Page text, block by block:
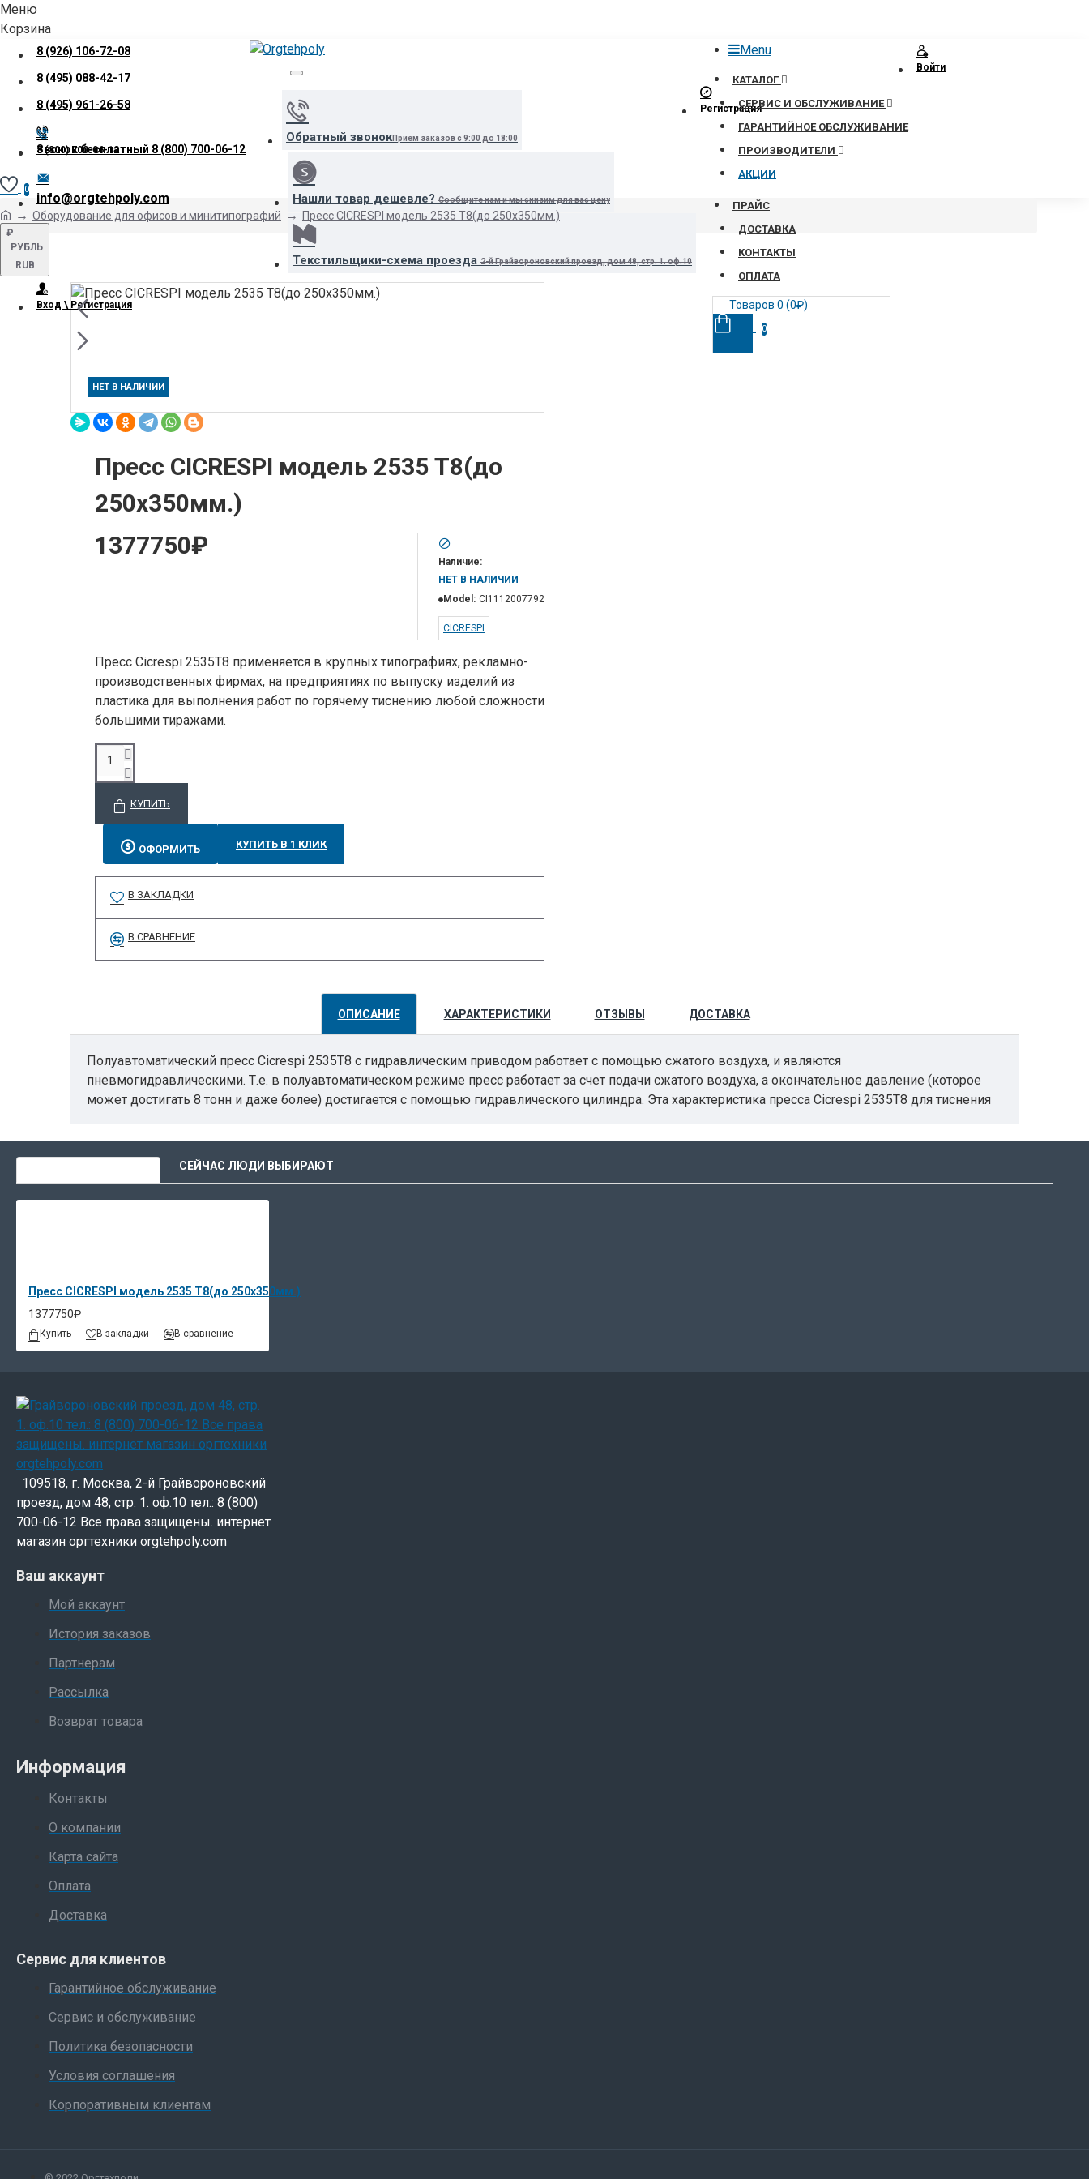
Меню
Корзина
8 (926) 106-72-08
8 (495) 088-42-17
8 (495) 961-26-58
Звонок бесплатный 8 (800) 700-06-12
info@orgtehpoly.com
₽
РУБЛЬ
RUB
Вход \ Регистрация
Обратный звонокПрием заказов с 9:00 до 18:00
Нашли товар дешевле? Сообщите нам и мы снизим для вас цену
Текстильщики-схема проезда 2-й Грайвороновский проезд, дом 48, стр. 1. оф.10
Menu
КАТАЛОГ
СЕРВИС И ОБСЛУЖИВАНИЕ
ГАРАНТИЙНОЕ ОБСЛУЖИВАНИЕ
ПРОИЗВОДИТЕЛИ
АКЦИИ
ПРАЙС
ДОСТАВКА
КОНТАКТЫ
ОПЛАТА
Товаров 0 (0₽)
0
Войти
Регистрация
8 (800) 700-06-12
0
Оборудование для офисов и минитипографий Пресс CICRESPI модель 2535 Т8(до 250х350мм.)
НЕТ В НАЛИЧИИ
Пресс CICRESPI модель 2535 Т8(до
250х350мм.)
1377750₽
Наличие:
НЕТ В НАЛИЧИИ
Model: CI1112007792
CICRESPI
Пресс Cicrespi 2535T8 применяется в крупных типографиях, рекламно-
производственных фирмах, на предприятиях по выпуску изделий из
пластика для выполнения работ по горячему тиснению любой сложности
большими тиражами.
КУПИТЬ
ОФОРМИТЬ КУПИТЬ В 1 КЛИК
В ЗАКЛАДКИ
В СРАВНЕНИЕ
ОПИСАНИЕ ХАРАКТЕРИСТИКИ ОТЗЫВЫ ДОСТАВКА
Полуавтоматический пресс Cicrespi 2535T8 с гидравлическим приводом работает с помощью сжатого воздуха, и являются
пневмогидравлическими. Т.е. в полуавтоматическом режиме пресс работает за счет подачи сжатого воздуха, а окончательное давление (которое
может достигать 8 тонн и даже более) достигается с помощью гидравлического цилиндра. Эта характеристика пресса Cicrespi 2535T8 для тиснения
тиснение, не имеет значения. Контроль за качеством выполнения операций и безопасность работы обеспечивается фотоэлектрической
блокировкой при помощи боковых датчиков и оперативным контролем при помощи жидкокристаллического дисплея.
СЕЙЧАС ЛЮДИ ВЫБИРАЮТ
Пресс CICRESPI модель 2535 Т8(до 250х350мм.)
1377750₽
Купить В закладки В сравнение
109518, г. Москва, 2-й Грайвороновский
проезд, дом 48, стр. 1. оф.10 тел.: 8 (800)
700-06-12 Все права защищены. интернет
магазин оргтехники orgtehpoly.com
Ваш аккаунт
Мой аккаунт
История заказов
Партнерам
Рассылка
Возврат товара
Информация
Контакты
О компании
Карта сайта
Оплата
Доставка
Сервис для клиентов
Гарантийное обслуживание
Сервис и обслуживание
Политика безопасности
Условия соглашения
Корпоративным клиентам